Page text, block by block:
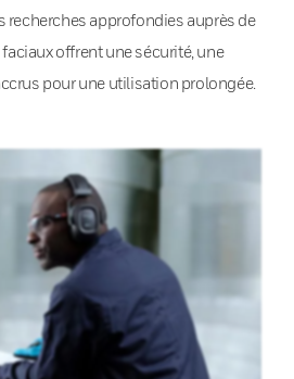
recherches approfondies auprès de
offrent une sécurité, une
pour une utilisation prolongée.